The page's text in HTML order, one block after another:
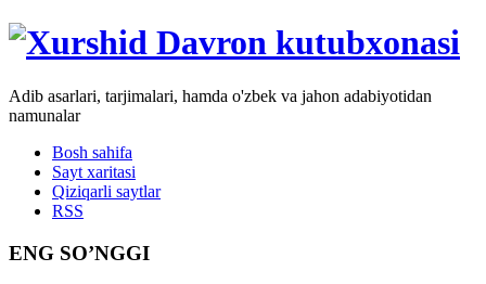
Adib asarlari, tarjimalari, hamda o'zbek va jahon adabiyotidan
namunalar
Bosh sahifa
Sayt xaritasi
Qiziqarli saytlar
RSS
ENG SO’NGGI